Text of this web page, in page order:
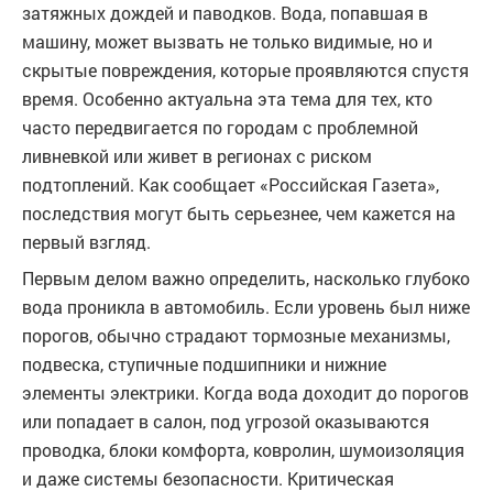
затяжных дождей и паводков. Вода, попавшая в
машину, может вызвать не только видимые, но и
скрытые повреждения, которые проявляются спустя
время. Особенно актуальна эта тема для тех, кто
часто передвигается по городам с проблемной
ливневкой или живет в регионах с риском
подтоплений. Как сообщает «Российская Газета»,
последствия могут быть серьезнее, чем кажется на
первый взгляд.
Первым делом важно определить, насколько глубоко
вода проникла в автомобиль. Если уровень был ниже
порогов, обычно страдают тормозные механизмы,
подвеска, ступичные подшипники и нижние
элементы электрики. Когда вода доходит до порогов
или попадает в салон, под угрозой оказываются
проводка, блоки комфорта, ковролин, шумоизоляция
и даже системы безопасности. Критическая